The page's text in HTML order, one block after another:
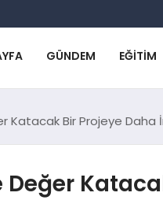
GÜNDEM EĞITIM
Katacak Bir Projeye Daha